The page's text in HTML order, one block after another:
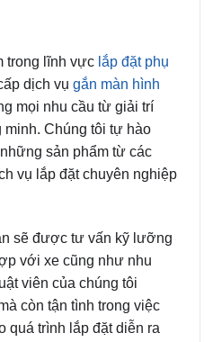
trong lĩnh vực lắp đặt phụ
dịch vụ gắn màn hình
mọi nhu cầu từ giải trí
minh. Chúng tôi tự hào
sản phẩm từ các
vụ lắp đặt chuyên nghiệp
sẽ được tư vấn kỹ lưỡng
với xe cũng như nhu
viên của chúng tôi
còn tận tình trong việc
quá trình lắp đặt diễn ra